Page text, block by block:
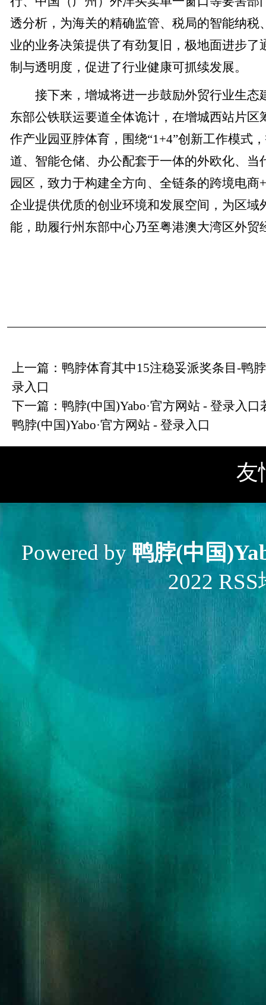
透分析，为海关的精确监管、税局的智能纳税
业的业务决策提供了有劲复旧，极地面进步了
制与透明度，促进了行业健康可抓续发展。
接下来，增城将进一步鼓励外贸行业生态
东部公铁联运要道全体诡计，在增城西站片区
作产业园亚脖体育，围绕“1+4”创新工作模式
道、智能仓储、办公配套于一体的外欧化、当
园区，致力于构建全方向、全链条的跨境电商
企业提供优质的创业环境和发展空间，为区域
能，助履行州东部中心乃至粤港澳大湾区外贸
上一篇： 鸭脖体育其中15注稳妥派奖条目-鸭
录入口
下一篇： 鸭脖(中国)Yabo·官方网站 - 登录入
鸭脖(中国)Yabo·官方网站 - 登录入口
友
Powered by 鸭脖(中国
2022